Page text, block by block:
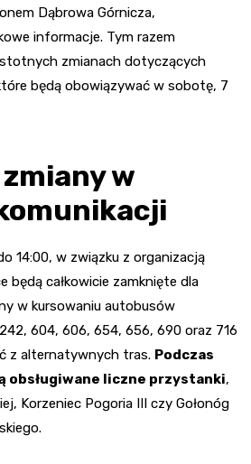
Dąbrowa Górnicza,
informacje. Tym razem
zmianach dotyczących
będą obowiązywać w sobotę, 7
w
14:00, w związku z organizacją
będą całkowicie zamknięte dla
w kursowaniu autobusów
604, 606, 654, 656, 690 oraz 716
z alternatywnych tras. Podczas
obsługiwane liczne przystanki,
Korzeniec Pogoria III czy Gołonóg